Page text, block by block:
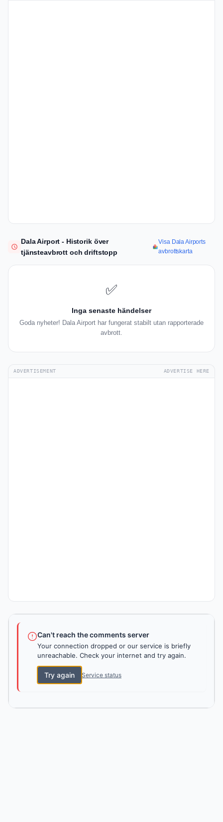
Dala Airport - Historik över
tjänsteavbrott och driftstopp
Visa Dala Airports
avbrottskarta
✅
Inga senaste händelser
Goda nyheter! Dala Airport har fungerat stabilt utan rapporterade
avbrott.
ADVERTISEMENT ADVERTISE HERE
Can't reach the comments server
Your connection dropped or our service is briefly
unreachable. Check your internet and try again.
Try again Service status